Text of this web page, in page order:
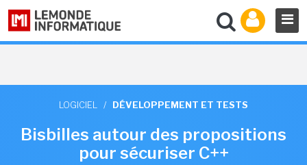
LOGICIEL / DÉVELOPPEMENT ET TESTS
Bisbilles autour des propositions
pour sécuriser C++